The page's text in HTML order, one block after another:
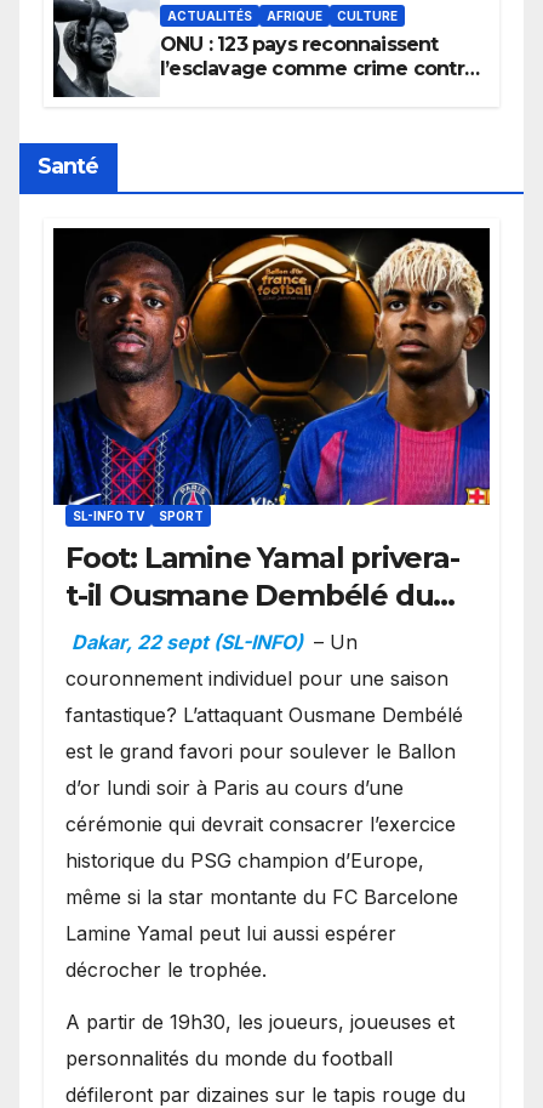
ACTUALITÉS AFRIQUE CULTURE
ONU : 123 pays reconnaissent
l’esclavage comme crime contre
Santé
SL-INFO TV SPORT
Foot: Lamine Yamal privera-
t-il Ousmane Dembélé du
Ballon d’or ?
Dakar, 22 sept (SL-INFO) – Un
couronnement individuel pour une saison
fantastique? L’attaquant Ousmane Dembélé
est le grand favori pour soulever le Ballon
d’or lundi soir à Paris au cours d’une
cérémonie qui devrait consacrer l’exercice
historique du PSG champion d’Europe,
même si la star montante du FC Barcelone
Lamine Yamal peut lui aussi espérer
décrocher le trophée.
A partir de 19h30, les joueurs, joueuses et
personnalités du monde du football
défileront par dizaines sur le tapis rouge du